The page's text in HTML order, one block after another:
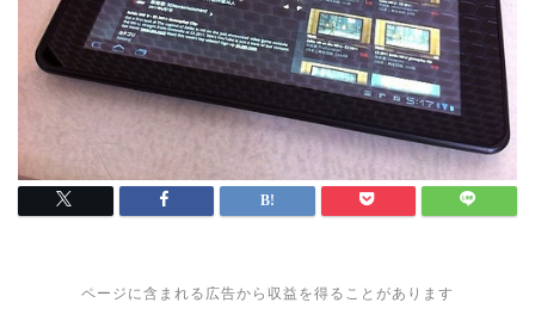
ページに含まれる広告から収益を得ることがあります